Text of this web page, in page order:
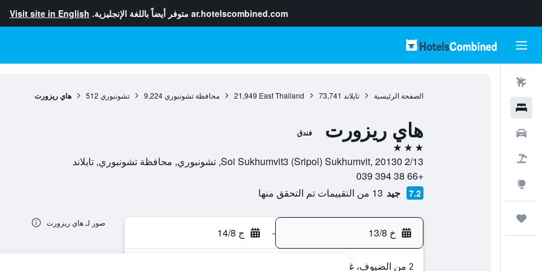
ar.hotelscombined.com متوفر أيضاً باللغة الإنجليزية. Visit site in English
الصفحة الرئيسية تايلاند 73,741
East Thailand
21,949 محافظة تشونبوري 9,224 تشونبوري 512 هاي ريزورت
هاي ريزورت فندق
3 نجوم
2/13 Soi Sukhumvit3 (Sripol) Sukhumvit, 20130, تشونبوري, محافظة تشونبوري, تايلاند
+66 38 394 039
7.2 جيد 13 من التقييمات تم التحقق منها
خ 13/8 - ج 14/8
2 من الضيوف، غرفة واحدة
صور لـ هاي ريزورت